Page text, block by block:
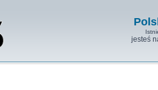
jesteś